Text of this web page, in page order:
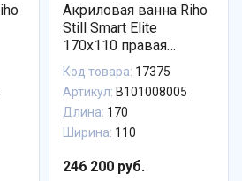
Акриловая ванна Riho
Still Smart Elite
170x110 правая
B101008005
Код товара: 17375
Артикул: B101008005
Длина: 170
Ширина: 110
246 200 руб.